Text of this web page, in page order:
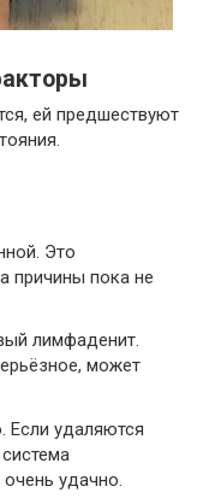
ей предшествуют
Это
причины пока не
лимфаденит.
может
Если удаляются
очень удачно.